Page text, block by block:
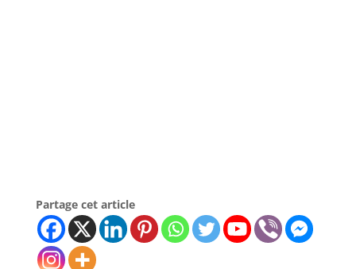
Partage cet article